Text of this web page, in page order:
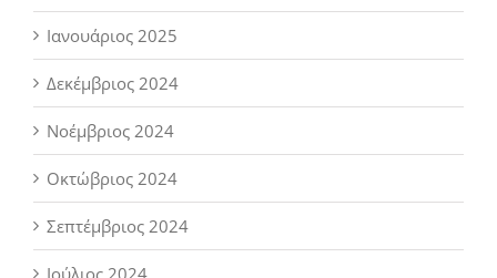
Ιανουάριος 2025
Δεκέμβριος 2024
Νοέμβριος 2024
Οκτώβριος 2024
Σεπτέμβριος 2024
Ιούλιος 2024